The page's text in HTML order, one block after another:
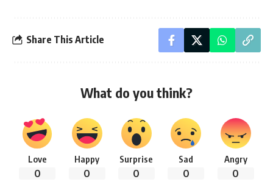
Share This Article
What do you think?
Love
0
Happy
0
Surprise
0
Sad
0
Angry
0